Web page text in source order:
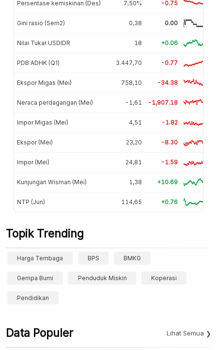
Persentase kemiskinan (Des) 7,50% -0.75
Gini rasio (Sem2) 0,38 0.00
Nilai Tukar USDIDR 18 +0.06
PDB ADHK (Q1) 3.447,70 -0.77
Ekspor Migas (Mei) 758,10 -34.38
Neraca perdagangan (Mei) -1,61 -1,907.18
Impor Migas (Mei) 4,51 -1.82
Ekspor (Mei) 23,20 -8.30
Impor (Mei) 24,81 -1.59
Kunjungan Wisman (Mei) 1,38 +10.69
NTP (Jun) 114,65 +0.76
Topik Trending
Harga Tembaga BPS BMKG
Gempa Bumi Penduduk Miskin Koperasi
Pendidikan
Data Populer Lihat Semua